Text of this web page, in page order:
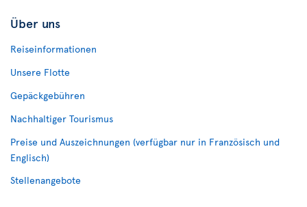
Über uns
Reiseinformationen
Unsere Flotte
Gepäckgebühren
Nachhaltiger Tourismus
Preise und Auszeichnungen (verfügbar nur in Französisch und
Englisch)
Stellenangebote